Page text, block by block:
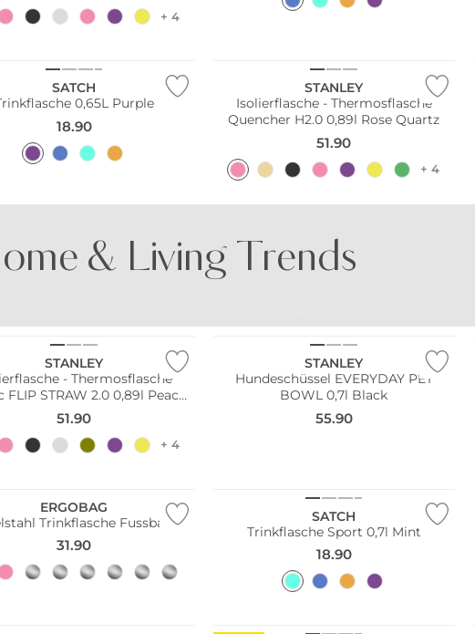
+ 4
SATCH
0,65L Purple
18.90
STANLEY
Isolierflasche - Thermosflasche
Quencher H2.0 0,89l Rose Quartz
51.90
+ 4
& Living Trends
STANLEY
- Thermosflasche
FLIP STRAW 2.0 0,89l Peach
Rose
51.90
+ 4
STANLEY
Hundeschüssel EVERYDAY PET
BOWL 0,7l Black
55.90
ERGOBAG
Trinkflasche Fussball
31.90
SATCH
Trinkflasche Sport 0,7l Mint
18.90